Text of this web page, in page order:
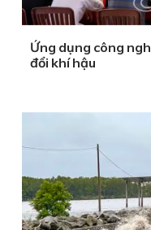
Ứng dụng công
đổi khí hậu